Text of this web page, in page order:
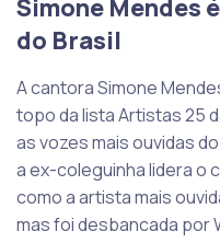
Simone Mendes
do Brasil
A cantora Simone
topo da lista Artistas 25
as vozes mais ouvidas
a ex-coleguinha lidera o
como a artista mais
mas foi desbancada por